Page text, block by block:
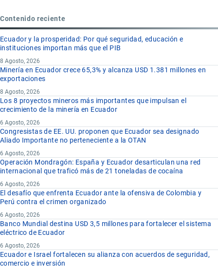
Contenido reciente
Ecuador y la prosperidad: Por qué seguridad, educación e
instituciones importan más que el PIB
8 Agosto, 2026
Minería en Ecuador crece 65,3% y alcanza USD 1.381 millones en
exportaciones
8 Agosto, 2026
Los 8 proyectos mineros más importantes que impulsan el
crecimiento de la minería en Ecuador
6 Agosto, 2026
Congresistas de EE. UU. proponen que Ecuador sea designado
Aliado Importante no perteneciente a la OTAN
6 Agosto, 2026
Operación Mondragón: España y Ecuador desarticulan una red
internacional que traficó más de 21 toneladas de cocaína
6 Agosto, 2026
El desafío que enfrenta Ecuador ante la ofensiva de Colombia y
Perú contra el crimen organizado
6 Agosto, 2026
Banco Mundial destina USD 3,5 millones para fortalecer el sistema
eléctrico de Ecuador
6 Agosto, 2026
Ecuador e Israel fortalecen su alianza con acuerdos de seguridad,
comercio e inversión